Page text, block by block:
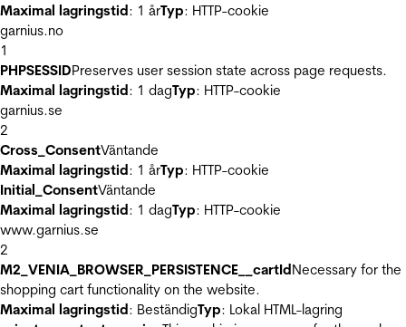
Maximal lagringstid: 1 årTyp: HTTP-cookie
garnius.no
1
PHPSESSIDPreserves user session state across page requests.
Maximal lagringstid: 1 dagTyp: HTTP-cookie
garnius.se
2
Cross_ConsentVäntande
Maximal lagringstid: 1 årTyp: HTTP-cookie
Initial_ConsentVäntande
Maximal lagringstid: 1 dagTyp: HTTP-cookie
www.garnius.se
2
M2_VENIA_BROWSER_PERSISTENCE__cartIdNecessary for the
shopping cart functionality on the website.
Maximal lagringstid: BeständigTyp: Lokal HTML-lagring